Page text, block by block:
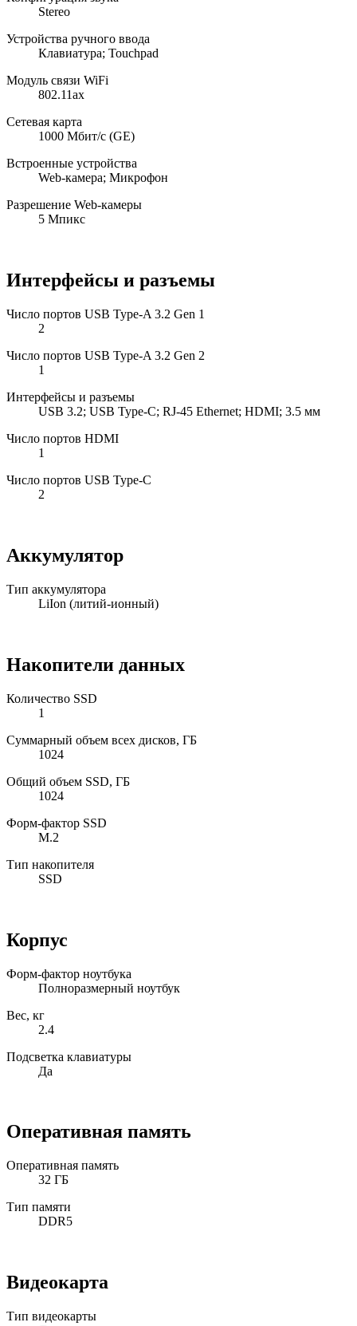
Stereo
Устройства ручного ввода
Клавиатура; Touchpad
Модуль связи WiFi
802.11ax
Сетевая карта
1000 Мбит/с (GE)
Встроенные устройства
Web-камера; Микрофон
Разрешение Web-камеры
5 Мпикс
Интерфейсы и разъемы
Число портов USB Type-A 3.2 Gen 1
2
Число портов USB Type-A 3.2 Gen 2
1
Интерфейсы и разъемы
USB 3.2; USB Type-C; RJ-45 Ethernet; HDMI; 3.5 мм
Число портов HDMI
1
Число портов USB Type-C
2
Аккумулятор
Тип аккумулятора
LiIon (литий-ионный)
Накопители данных
Количество SSD
1
Суммарный объем всех дисков, ГБ
1024
Общий объем SSD, ГБ
1024
Форм-фактор SSD
M.2
Тип накопителя
SSD
Корпус
Форм-фактор ноутбука
Полноразмерный ноутбук
Вес, кг
2.4
Подсветка клавиатуры
Да
Оперативная память
Оперативная память
32 ГБ
Тип памяти
DDR5
Видеокарта
Тип видеокарты